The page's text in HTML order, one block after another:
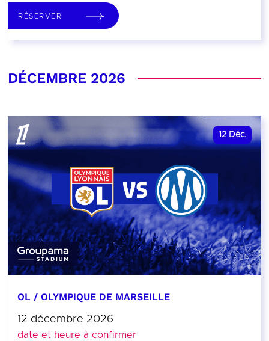
RÉSERVER
DÉCEMBRE 2026
12 Déc.
OL / OLYMPIQUE DE MARSEILLE
12 décembre 2026
date et heure à confirmer